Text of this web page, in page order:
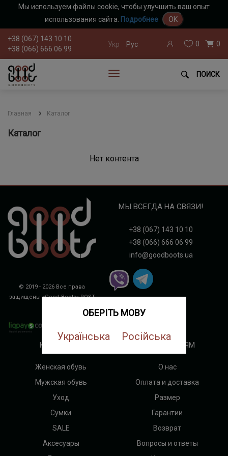
Мы используем файлы cookie, чтобы улучшить ваш опыт
использования сайта. Подробнее OK
ОБЕРІТЬ МОВУ
Українська Російська
+38 (067) 143 10 10
+38 (066) 666 06 99
Укр Рус 0 0
ПОИСК
Главная Каталог
Каталог
Нет контента
© 2019 - 2026 Все права
защищены «Good Boots»ROST
МЫ ВСЕГДА НА СВЯЗИ!
+38 (067) 143 10 10
+38 (066) 666 06 99
info@goodboots.ua
КАТЕГОРИИ
Женская обувь
Мужская обувь
Уход
Сумки
SALE
Аксесуары
ПОКУПАТЕЛЯМ
О нас
Оплата и доставка
Размер
Гарантии
Возврат
Вопросы и ответы